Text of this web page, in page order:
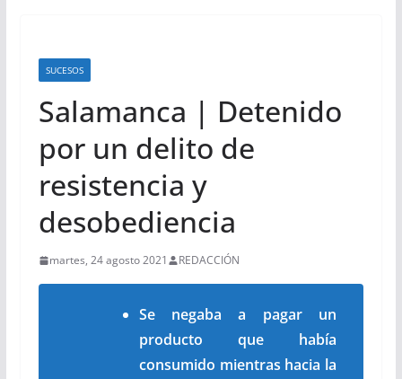
SUCESOS
Salamanca | Detenido
por un delito de
resistencia y
desobediencia
martes, 24 agosto 2021 REDACCIÓN
Se negaba a pagar un
producto que había
consumido mientras hacia la